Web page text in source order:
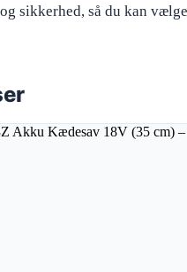
sikkerhed, så du kan